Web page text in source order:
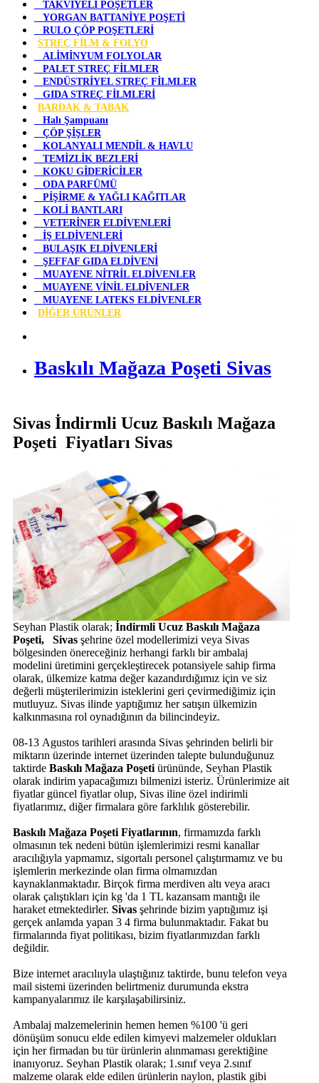
TAKVİYELİ POŞETLER
YORGAN BATTANİYE POŞETİ
RULO ÇÖP POŞETLERİ
STREÇ FİLM & FOLYO
ALİMİNYUM FOLYOLAR
PALET STREÇ FİLMLER
ENDÜSTRİYEL STREÇ FİLMLER
GIDA STREÇ FİLMLERİ
BARDAK & TABAK
Halı Şampuanı
ÇÖP ŞİŞLER
KOLANYALI MENDİL & HAVLU
TEMİZLİK BEZLERİ
KOKU GİDERİCİLER
ODA PARFÜMÜ
PİŞİRME & YAĞLI KAĞITLAR
KOLİ BANTLARI
VETERİNER ELDİVENLERİ
İŞ ELDİVENLERİ
BULAŞIK ELDİVENLERİ
ŞEFFAF GIDA ELDİVENİ
MUAYENE NİTRİL ELDİVENLER
MUAYENE VİNİL ELDİVENLER
MUAYENE LATEKS ELDİVENLER
DİĞER ÜRÜNLER
Baskılı Mağaza Poşeti Sivas
Sivas İndirmli Ucuz Baskılı Mağaza
Poşeti Fiyatları Sivas
Seyhan Plastik olarak; İndirmli Ucuz Baskılı Mağaza
Poşeti, Sivas şehrine özel modellerimizi veya Sivas
bölgesinden önereceğiniz herhangi farklı bir ambalaj
modelini üretimini gerçekleştirecek potansiyele sahip firma
olarak, ülkemize katma değer kazandırdığımız için ve siz
değerli müşterilerimizin isteklerini geri çevirmediğimiz için
mutluyuz. Sivas ilinde yaptığımız her satışın ülkemizin
kalkınmasına rol oynadığının da bilincindeyiz.
08-13 Agustos tarihleri arasında Sivas şehrinden belirli bir
miktarın üzerinde internet üzerinden talepte bulunduğunuz
taktirde Baskılı Mağaza Poşeti ürününde, Seyhan Plastik
olarak indirim yapacağımızı bilmenizi isteriz. Ürünlerimize ait
fiyatlar güncel fiyatlar olup, Sivas iline özel indirimli
fiyatlarımız, diğer firmalara göre farklılık gösterebilir.
Baskılı Mağaza Poşeti Fiyatlarının, firmamızda farklı
olmasının tek nedeni bütün işlemlerimizi resmi kanallar
aracılığıyla yapmamız, sigortalı personel çalıştırmamız ve bu
işlemlerin merkezinde olan firma olmamızdan
kaynaklanmaktadır. Birçok firma merdiven altı veya aracı
olarak çalıştıkları için kg 'da 1 TL kazansam mantığı ile
haraket etmektedirler. Sivas şehrinde bizim yaptığımız işi
gerçek anlamda yapan 3 4 firma bulunmaktadır. Fakat bu
firmalarında fiyat politikası, bizim fiyatlarımızdan farklı
değildir.
Bize internet aracılııyla ulaştığınız taktirde, bunu telefon veya
mail sistemi üzerinden belirtmeniz durumunda ekstra
kampanyalarımız ile karşılaşabilirsiniz.
Ambalaj malzemelerinin hemen hemen %100 'ü geri
dönüşüm sonucu elde edilen kimyevi malzemeler oldukları
için her firmadan bu tür ürünlerin alınmaması gerektiğine
inanıyoruz. Seyhan Plastik olarak; 1.sınıf veya 2.sınıf
malzeme olarak elde edilen ürünlerin naylon, plastik gibi